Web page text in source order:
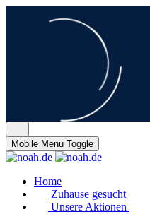
Mobile Menu Toggle
Home
Zuhause gesucht
Unsere Aktionen